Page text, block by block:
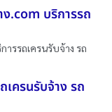
ง.com บริการรถ
ารรถเครนรับจ้าง รถ
ครนรับจ้าง รถ